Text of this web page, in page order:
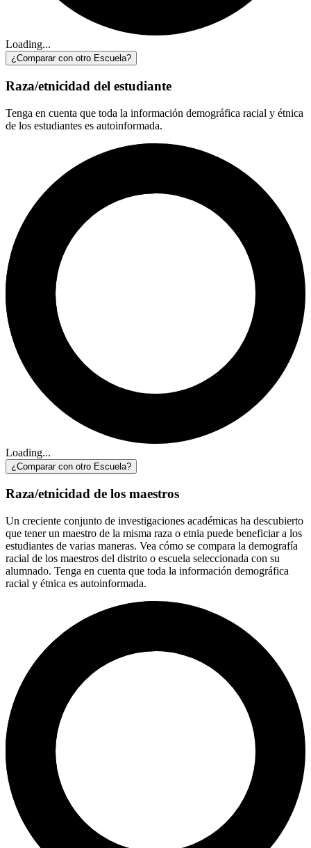
Loading...
¿Comparar con otro Escuela?
Raza/etnicidad del estudiante
Tenga en cuenta que toda la información demográfica racial y étnica
de los estudiantes es autoinformada.
Loading...
¿Comparar con otro Escuela?
Raza/etnicidad de los maestros
Un creciente conjunto de investigaciones académicas ha descubierto
que tener un maestro de la misma raza o etnia puede beneficiar a los
estudiantes de varias maneras. Vea cómo se compara la demografía
racial de los maestros del distrito o escuela seleccionada con su
alumnado. Tenga en cuenta que toda la información demográfica
racial y étnica es autoinformada.